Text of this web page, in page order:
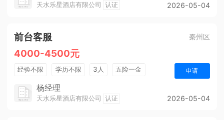
天水乐星酒店有限公司 认证 2026-05-04
前台客服 秦州区
4000-4500元
经验不限 学历不限 3人
五险一金
包吃住
年终奖金
申请
杨经理
天水乐星酒店有限公司 认证 2026-05-04